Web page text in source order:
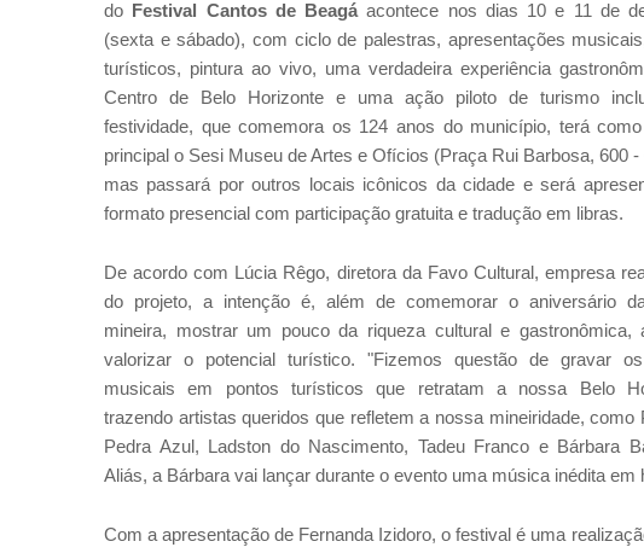
do
Festival Cantos de Beagá acontece nos dias 10 e 11 de
(sexta e sábado), com ciclo de palestras, apresentações
turísticos, pintura ao vivo, uma verdadeira experiência
Centro de Belo Horizonte e uma ação piloto de turismo
festividade, que comemora os 124 anos do município, terá
principal o Sesi Museu de Artes e Ofícios (Praça Rui Barbosa, 600 -
mas passará por outros locais icônicos da cidade e será
formato presencial com participação gratuita e tradução em libras.
De acordo com Lúcia Rêgo, diretora da Favo Cultural, empresa
do projeto, a intenção é, além de comemorar o aniversário
mineira, mostrar um pouco da riqueza cultural e gastronômica,
valorizar o potencial turístico. "Fizemos questão de gravar
musicais em pontos turísticos que retratam a nossa Belo
trazendo artistas queridos que refletem a nossa mineiridade, como
Pedra Azul, Ladston do Nascimento, Tadeu Franco e Bárbara
Aliás, a Bárbara vai lançar durante o evento uma música inédita em
Com a apresentação de Fernanda Izidoro, o festival é uma